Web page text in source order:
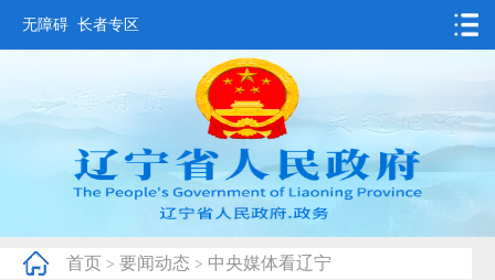
无障碍 长者专区
要闻动态
政务公开
互动交流
首页 > 要闻动态 > 中央媒体看辽宁